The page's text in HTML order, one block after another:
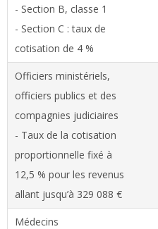
- Section B, classe 1
- Section C : taux de
cotisation de 4 %
Officiers ministériels,
officiers publics et des
compagnies judiciaires
- Taux de la cotisation
proportionnelle fixé à
12,5 % pour les revenus
allant jusqu’à 329 088 €
Médecins